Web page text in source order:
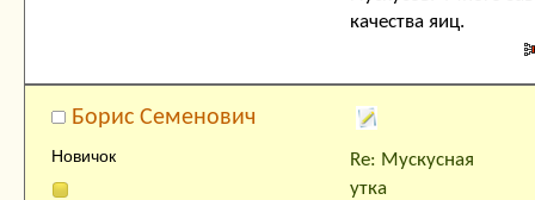
качества яиц.
Борис Семенович
Новичок
Re: Мускусная
утка